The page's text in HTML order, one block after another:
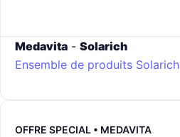
Medavita - Solarich
Ensemble de produits Solarich
OFFRE SPECIAL • MEDAVITA